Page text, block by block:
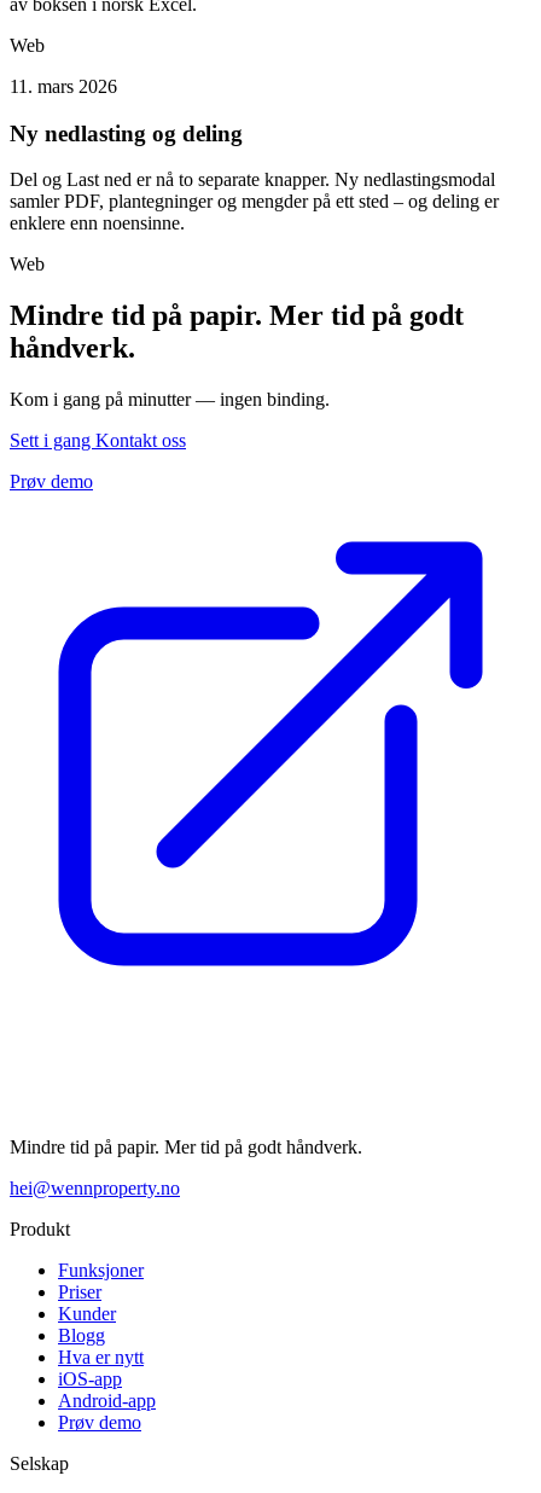
av boksen i norsk Excel.
Web
11. mars 2026
Ny nedlasting og deling
Del og Last ned er nå to separate knapper. Ny nedlastingsmodal
samler PDF, plantegninger og mengder på ett sted – og deling er
enklere enn noensinne.
Web
Mindre tid på papir. Mer tid på godt
håndverk.
Kom i gang på minutter — ingen binding.
Sett i gang Kontakt oss
Prøv demo
Mindre tid på papir. Mer tid på godt håndverk.
hei@wennproperty.no
Produkt
Funksjoner
Priser
Kunder
Blogg
Hva er nytt
iOS-app
Android-app
Prøv demo
Selskap